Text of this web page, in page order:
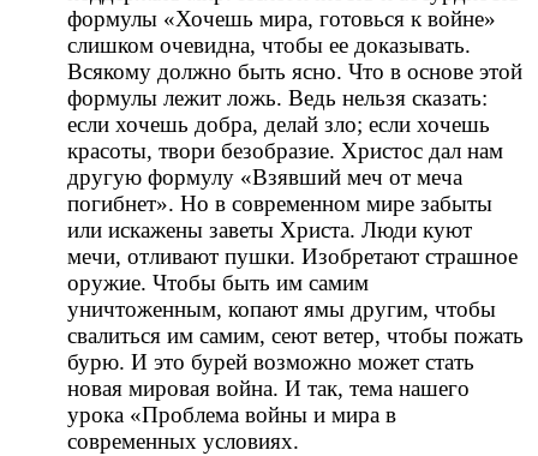
формулы «Хочешь мира, готовься к войне»
слишком очевидна, чтобы ее доказывать.
Всякому должно быть ясно. Что в основе этой
формулы лежит ложь. Ведь нельзя сказать:
если хочешь добра, делай зло; если хочешь
красоты, твори безобразие. Христос дал нам
другую формулу «Взявший меч от меча
погибнет». Но в современном мире забыты
или искажены заветы Христа. Люди куют
мечи, отливают пушки. Изобретают страшное
оружие. Чтобы быть им самим
уничтоженным, копают ямы другим, чтобы
свалиться им самим, сеют ветер, чтобы пожать
бурю. И это бурей возможно может стать
новая мировая война. И так, тема нашего
урока «Проблема войны и мира в
современных условиях.